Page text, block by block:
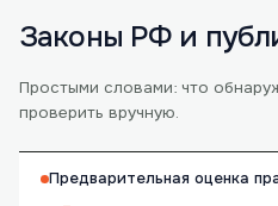
Законы РФ и
Простыми словами: что
проверить вручную.
Предварительная оценка